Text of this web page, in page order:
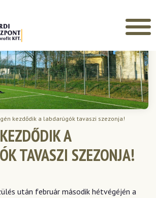
kezdődik a labdarúgók tavaszi szezonja!
A
TAVASZI SZEZONJA!
után február második hétvégéjén a